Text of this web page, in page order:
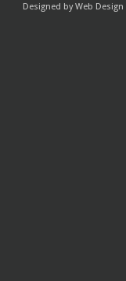
Designed byWeb Design